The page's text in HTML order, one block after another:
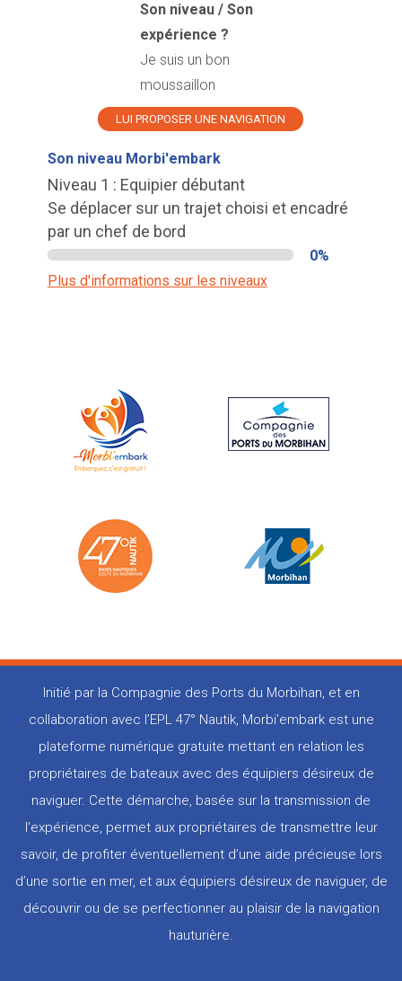
Son niveau / Son
expérience ?
Je suis un bon
moussaillon
LUI PROPOSER UNE NAVIGATION
Son niveau Morbi'embark
Niveau 1 : Equipier débutant
Se déplacer sur un trajet choisi et encadré
par un chef de bord
0%
Plus d'informations sur les niveaux
Initié par la Compagnie des Ports du Morbihan, et en
collaboration avec l’EPL 47° Nautik, Morbi’embark est une
plateforme numérique gratuite mettant en relation les
propriétaires de bateaux avec des équipiers désireux de
naviguer. Cette démarche, basée sur la transmission de
l’expérience, permet aux propriétaires de transmettre leur
savoir, de profiter éventuellement d’une aide précieuse lors
d’une sortie en mer, et aux équipiers désireux de naviguer, de
découvrir ou de se perfectionner au plaisir de la navigation
hauturière.